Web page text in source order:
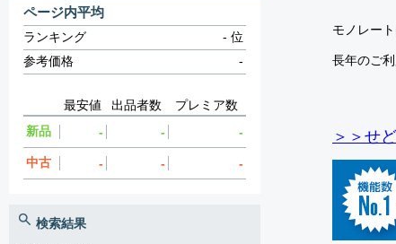
モノレー
長年のご
＞＞せ
ページ内平均
ランキング -位
参考価格
-
最安値 出品者数
プレミア数
新品
- - -
中古 - - -
検索結果